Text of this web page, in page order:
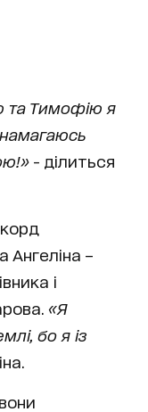
та Тимофію я
- ділиться
–
і
«Я
бо я із